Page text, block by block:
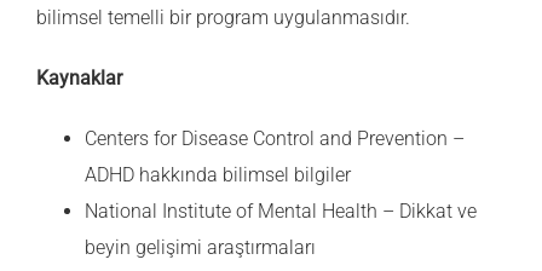
bilimsel temelli bir program uygulanmasıdır.
Kaynaklar
Centers for Disease Control and Prevention –
ADHD hakkında bilimsel bilgiler
National Institute of Mental Health – Dikkat ve
beyin gelişimi araştırmaları